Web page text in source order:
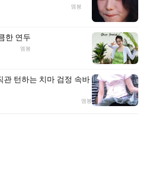
엠봉
한 연두
엠봉
관 턴하는 치마 검정 속바
엠봉